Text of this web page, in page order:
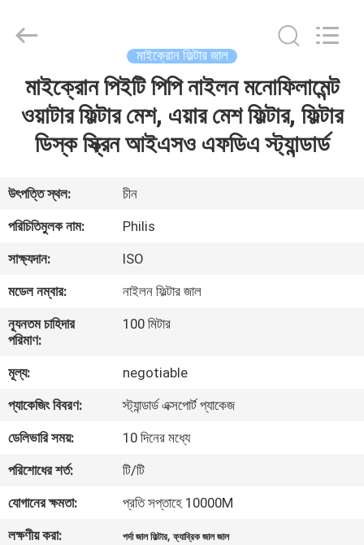
বাড়ি
আমাদের
সম্পর্কে
কারখানা
ভ্রমণ
নিয়ন্ত্রণ
আমাদের
সাথে
যোগাযোগ
করুন
Technology
Reserved.
মাইক্রোন ফিল্টার জাল
মাইক্রোন পিইটি পিপি নাইলন মনোফিলামেন্ট
ওয়াটার ফিল্টার মেশ, এয়ার মেশ ফিল্টার, ফিল্টার
ডিস্ক স্ক্রিন আইএসও এফডিএ স্ট্যান্ডার্ড
উৎপত্তি স্থল:
চীন
পরিচিতিমুলক নাম:
Philis
সাক্ষ্যদান:
ISO
মডেল নম্বার:
নাইলন ফিল্টার জাল
ন্যূনতম চাহিদার
পরিমাণ:
100 মিটার
মূল্য:
negotiable
প্যাকেজিং বিবরণ:
স্ট্যান্ডার্ড এক্সপোর্ট প্যাকেজ
ডেলিভারি সময়:
10 দিনের মধ্যে
পরিশোধের শর্ত:
টি/টি
যোগানের ক্ষমতা:
প্রতি সপ্তাহে 10000M
লক্ষণীয় করা:
পর্দা জাল ফিল্টার,ফ্যাব্রিক জাল জাল